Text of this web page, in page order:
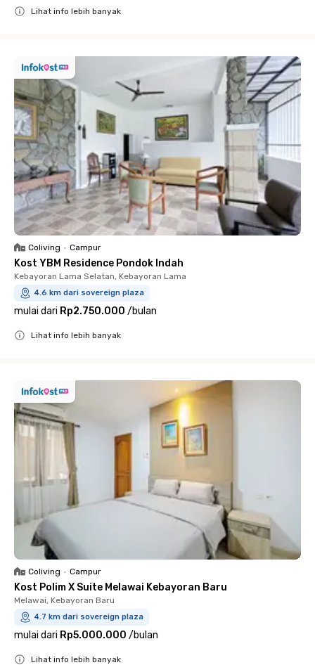
Lihat info lebih banyak
Coliving • Campur
Kost YBM Residence Pondok Indah
Kebayoran Lama Selatan, Kebayoran Lama
4.6 km dari sovereign plaza
mulai dari Rp2.750.000 /bulan
Lihat info lebih banyak
Coliving • Campur
Kost Polim X Suite Melawai Kebayoran Baru
Melawai, Kebayoran Baru
4.7 km dari sovereign plaza
mulai dari Rp5.000.000 /bulan
Lihat info lebih banyak